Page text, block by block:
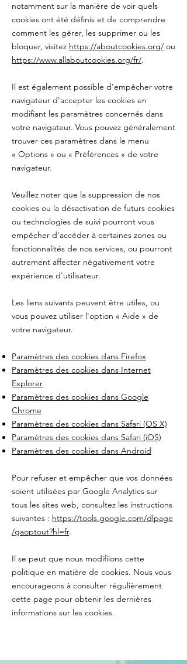
notamment sur la manière de voir quels
cookies ont été définis et de comprendre
comment les gérer, les supprimer ou les
bloquer, visitez https://aboutcookies.org/ ou
https://www.allaboutcookies.org/fr/.
Il est également possible d'empêcher votre
navigateur d'accepter les cookies en
modifiant les paramètres concernés dans
votre navigateur. Vous pouvez généralement
trouver ces paramètres dans le menu
« Options » ou « Préférences » de votre
navigateur.
Veuillez noter que la suppression de nos
cookies ou la désactivation de futurs cookies
ou technologies de suivi pourront vous
empêcher d'accéder à certaines zones ou
fonctionnalités de nos services, ou pourront
autrement affecter négativement votre
expérience d'utilisateur.
Les liens suivants peuvent être utiles, ou
vous pouvez utiliser l'option « Aide » de
votre navigateur.
Paramètres des cookies dans Firefox
Paramètres des cookies dans Internet
Explorer
Paramètres des cookies dans Google
Chrome
Paramètres des cookies dans Safari (OS X)
Paramètres des cookies dans Safari (iOS)
Paramètres des cookies dans Android
Pour refuser et empêcher que vos données
soient utilisées par Google Analytics sur
tous les sites web, consultez les instructions
suivantes : https://tools.google.com/dlpage
/gaoptout?hl=fr.
Il se peut que nous modifiions cette
politique en matière de cookies. Nous vous
encourageons à consulter régulièrement
cette page pour obtenir les dernières
informations sur les cookies.